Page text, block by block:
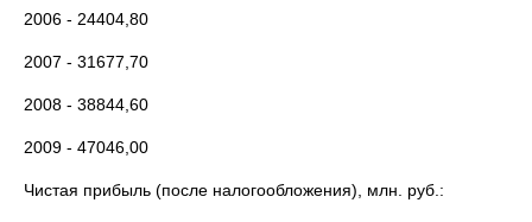
2006 - 24404,80
2007 - 31677,70
2008 - 38844,60
2009 - 47046,00
Чистая прибыль (после налогообложения), млн. руб.: